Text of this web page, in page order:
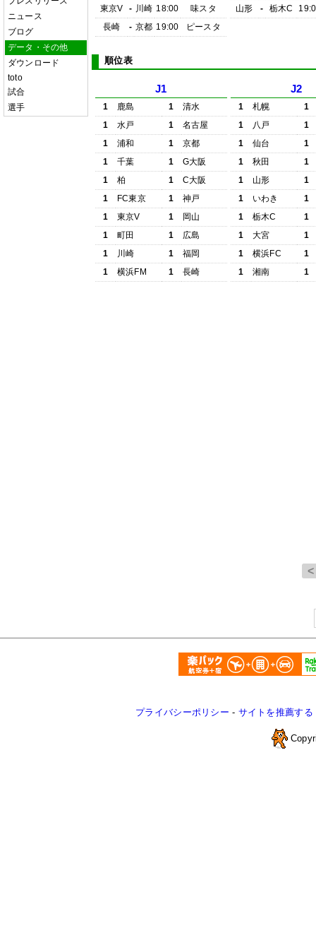
ニュース
ブログ
データ・その他
ダウンロード
toto
試合
選手
東京V
- 川崎 18:00
味スタ
長崎
- 京都 19:00 ピースタ
山形
- 栃木C
順位表
J1
1 鹿島 1
清水
1
水戸 1
名古屋
1
浦和 1
京都
1
千葉 1
G大阪
1
柏 1
C大阪
1
FC東京 1
神戸
1
東京V 1
岡山
1
町田 1
広島
1
川崎 1
福岡
1
横浜FM 1 長崎
J2
1 札幌
1
1
八戸
1
1
仙台
1
1
秋田
1
1
山形
1
1
いわき
1
1
栃木C
1
1
大宮
1
1
横浜FC
1
1
湘南 1
プライバシーポリシー - サイトを推薦する